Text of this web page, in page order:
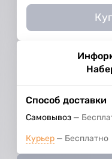
Способ доставки
Самовывоз
Курьер Бесплатно